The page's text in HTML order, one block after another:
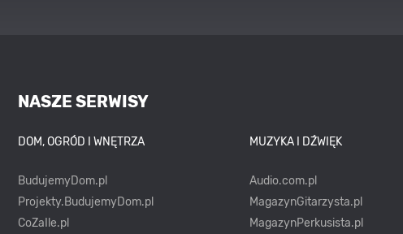
NASZE SERWISY
DOM, OGRÓD I WNĘTRZA
BudujemyDom.pl
Projekty.BudujemyDom.pl
CoZaIle.pl
MUZYKA I DŹWIĘK
Audio.com.pl
MagazynGitarzysta.pl
MagazynPerkusista.pl